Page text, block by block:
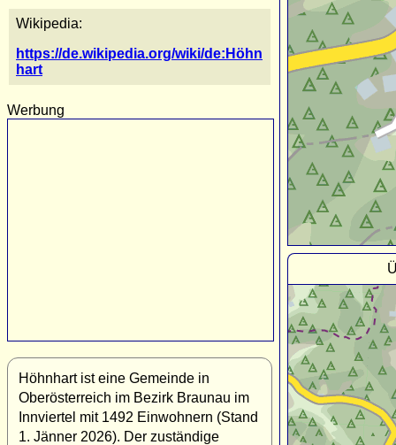
Wikipedia:
https://de.wikipedia.org/wiki/de:Höhn
hart
Werbung
Höhnhart ist eine Gemeinde in
Oberösterreich im Bezirk Braunau im
Innviertel mit 1492 Einwohnern (Stand
1. Jänner 2026). Der zuständige